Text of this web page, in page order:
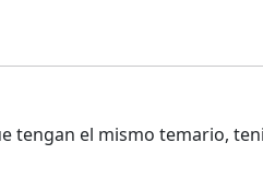
tengan el mismo temario,